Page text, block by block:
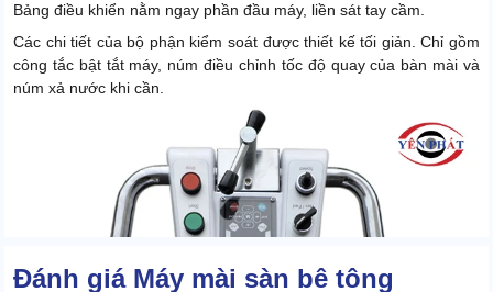
Bảng điều khiển nằm ngay phần đầu máy, liền sát tay cầm.
Các chi tiết của bộ phận kiểm soát được thiết kế tối giản. Chỉ gồm
công tắc bật tắt máy, núm điều chỉnh tốc độ quay của bàn mài và
núm xả nước khi cần.
Đánh giá Máy mài sàn bê tông